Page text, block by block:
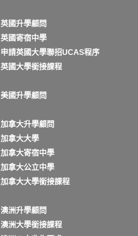
英國升學顧問
英國寄宿中學
申請英國大學聯招UCAS程序
英國大學銜接課程
美國升學顧問
加拿大升學顧問
加拿大大學
加拿大寄宿中學
加拿大公立中學
加拿大大學銜接課程
澳洲升學顧問
澳洲大學銜接課程